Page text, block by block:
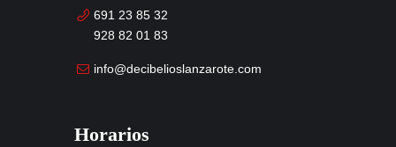
691 23 85 32
928 82 01 83
info@decibelioslanzarote.com
Horarios